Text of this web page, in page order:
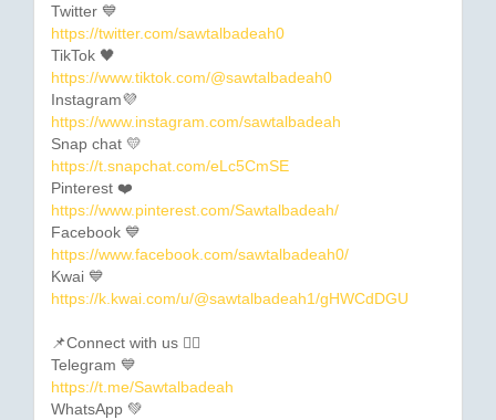
Twitter 💙
https://twitter.com/sawtalbadeah0
TikTok 🖤
https://www.tiktok.com/@sawtalbadeah0
Instagram💜
https://www.instagram.com/sawtalbadeah
Snap chat 💛
https://t.snapchat.com/eLc5CmSE
Pinterest ❤️
https://www.pinterest.com/Sawtalbadeah/
Facebook 💙
https://www.facebook.com/sawtalbadeah0/
Kwai 💙
https://k.kwai.com/u/@sawtalbadeah1/gHWCdDGU
📌Connect with us 👇🏼
Telegram 💙
https://t.me/Sawtalbadeah
WhatsApp 💚